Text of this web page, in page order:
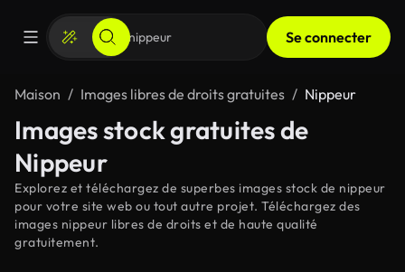
Se connecter
Maison Images libres de droits gratuites Nippeur
Images stock gratuites de
Nippeur
Explorez et téléchargez de superbes images stock de nippeur
pour votre site web ou tout autre projet. Téléchargez des
images nippeur libres de droits et de haute qualité
gratuitement.